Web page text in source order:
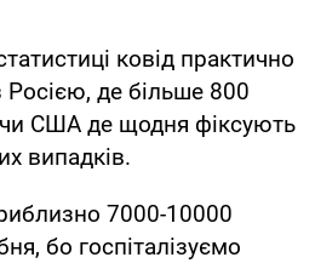
ковід практично
Росією, де більше 800
США де щодня фіксують
випадків.
7000-10000
бо госпіталізуємо